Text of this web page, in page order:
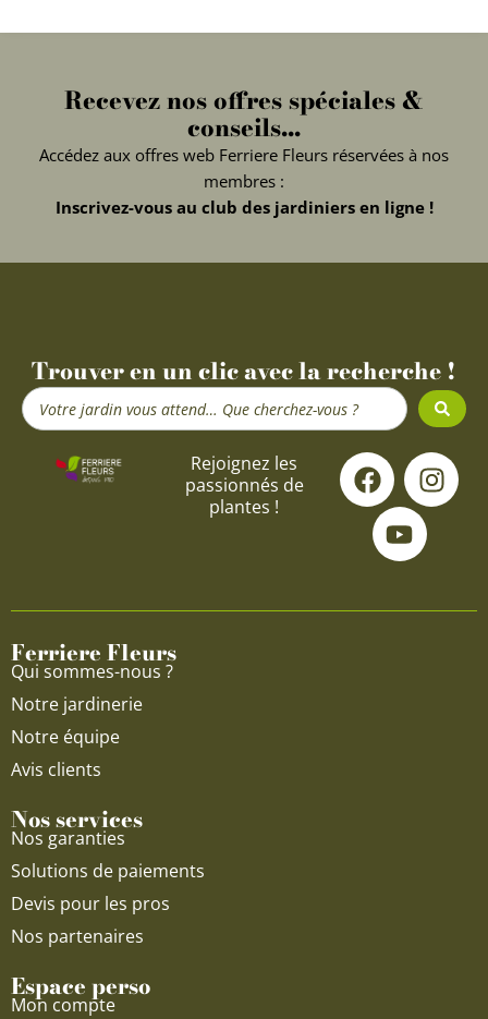
Recevez nos offres spéciales &
conseils...
Accédez aux offres web Ferriere Fleurs réservées à nos
membres :
Inscrivez-vous au club des jardiniers en ligne !
Trouver en un clic avec la recherche !
Search
...
Rejoignez les
passionnés de
plantes !
F
a
c
e
o
I
n
s
g
Y
o
u
t
u
b
Ferriere Fleurs
Qui sommes-nous ?
Notre jardinerie
Notre équipe
Avis clients
Nos services
Nos garanties
Solutions de paiements
Devis pour les pros
Nos partenaires
Espace perso
Mon compte